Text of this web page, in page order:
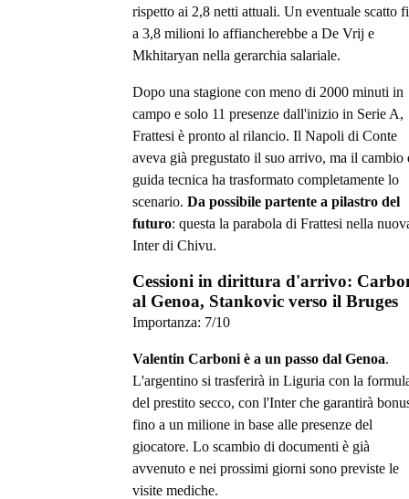
rispetto ai 2,8 netti attuali. Un eventuale scatto
a 3,8 milioni lo affiancherebbe a De Vrij e
Mkhitaryan nella gerarchia salariale.
Dopo una stagione con meno di 2000 minuti in
campo e solo 11 presenze dall'inizio in Serie A,
Frattesi è pronto al rilancio. Il Napoli di Conte
aveva già pregustato il suo arrivo, ma il cambio
guida tecnica ha trasformato completamente lo
scenario. Da possibile partente a pilastro del
futuro: questa la parabola di Frattesi nella
Inter di Chivu.
Cessioni in dirittura d'arrivo:
al Genoa, Stankovic verso il Bruges
Importanza: 7/10
Valentin Carboni è a un passo dal Genoa.
L'argentino si trasferirà in Liguria con la
del prestito secco, con l'Inter che garantirà
fino a un milione in base alle presenze del
giocatore. Lo scambio di documenti è già
avvenuto e nei prossimi giorni sono previste le
visite mediche.